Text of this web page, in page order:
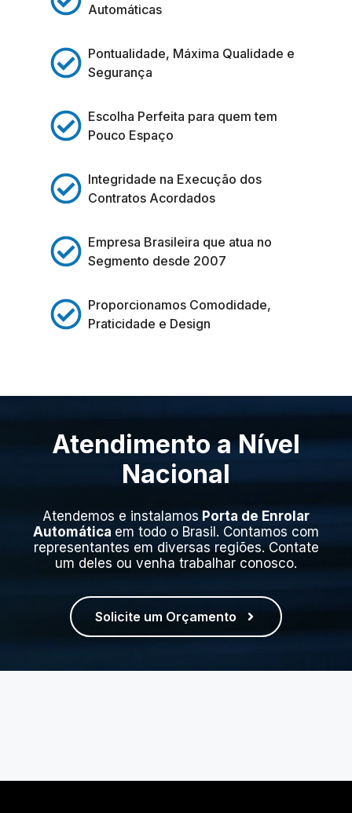
Automáticas
Pontualidade, Máxima Qualidade e
Segurança
Escolha Perfeita para quem tem
Pouco Espaço
Integridade na Execução dos
Contratos Acordados
Empresa Brasileira que atua no
Segmento desde 2007
Proporcionamos Comodidade,
Praticidade e Design
Atendimento a Nível
Nacional
Atendemos e instalamos Porta de Enrolar
Automática em todo o Brasil. Contamos com
representantes em diversas regiões. Contate
um deles ou venha trabalhar conosco.
Solicite um Orçamento